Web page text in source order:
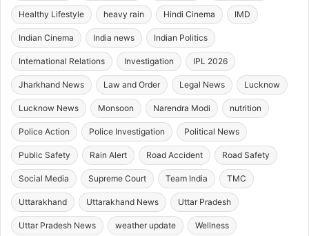
Healthy Lifestyle heavy rain Hindi Cinema IMD
Indian Cinema India news Indian Politics
International Relations Investigation IPL 2026
Jharkhand News Law and Order Legal News Lucknow
Lucknow News Monsoon Narendra Modi nutrition
Police Action Police Investigation Political News
Public Safety Rain Alert Road Accident Road Safety
Social Media Supreme Court Team India TMC
Uttarakhand Uttarakhand News Uttar Pradesh
Uttar Pradesh News weather update Wellness